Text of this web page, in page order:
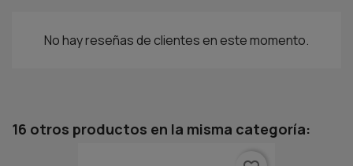
No hay reseñas de clientes en este momento.
16 otros productos en la misma categoría: